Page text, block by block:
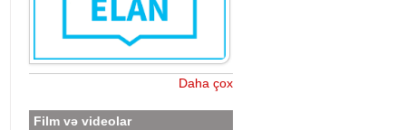
Daha çox
Film və videolar